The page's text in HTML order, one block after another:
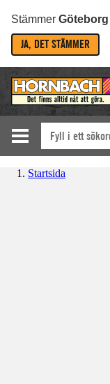
Stämmer Göteborg
JA, DET STÄMMER
Startsida